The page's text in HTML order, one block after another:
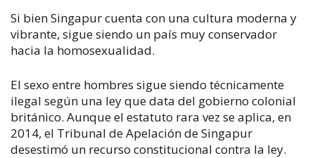
Si bien Singapur cuenta con una cultura moderna y
vibrante, sigue siendo un país muy conservador
hacia la homosexualidad.
El sexo entre hombres sigue siendo técnicamente
ilegal según una ley que data del gobierno colonial
británico. Aunque el estatuto rara vez se aplica, en
2014, el Tribunal de Apelación de Singapur
desestimó un recurso constitucional contra la ley.